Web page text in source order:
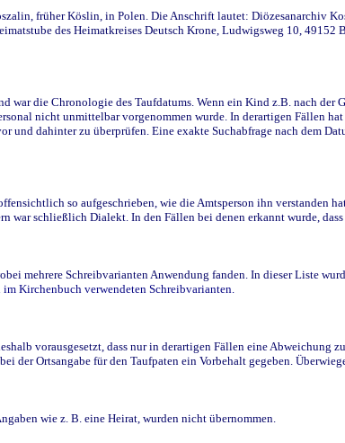
früher Köslin, in Polen. Die Anschrift lautet: Diözesanarchiv
des Heimatkreises Deutsch Krone, Ludwigsweg 10,
die Chronologie des Taufdatums. Wenn ein Kind z.B. nach
nicht unmittelbar vorgenommen wurde. In derartigen Fällen
dahinter zu überprüfen. Eine exakte Suchabfrage nach dem
so aufgeschrieben, wie die Amtsperson ihn verstanden
war schließlich Dialekt. In den Fällen bei denen erkannt wurde,
mehrere Schreibvarianten Anwendung fanden. In dieser Liste
Kirchenbuch verwendeten Schreibvarianten.
vorausgesetzt, dass nur in derartigen Fällen eine Abweichung
Ortsangabe für den Taufpaten ein Vorbehalt gegeben.
wie z. B. eine Heirat, wurden nicht übernommen.